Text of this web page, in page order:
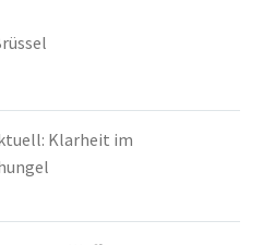
Klarheit im